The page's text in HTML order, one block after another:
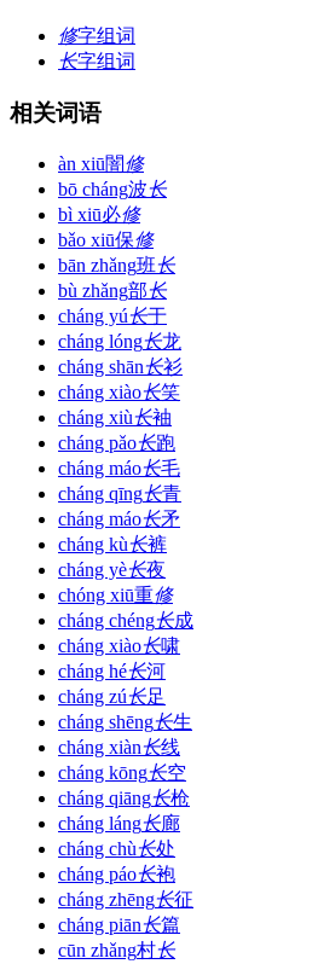
修字组词
长字组词
相关词语
àn xiū闇修
bō cháng波长
bì xiū必修
bǎo xiū保修
bān zhǎng班长
bù zhǎng部长
cháng yú长于
cháng lóng长龙
cháng shān长衫
cháng xiào长笑
cháng xiù长袖
cháng pǎo长跑
cháng máo长毛
cháng qīng长青
cháng máo长矛
cháng kù长裤
cháng yè长夜
chóng xiū重修
cháng chéng长成
cháng xiào长啸
cháng hé长河
cháng zú长足
cháng shēng长生
cháng xiàn长线
cháng kōng长空
cháng qiāng长枪
cháng láng长廊
cháng chù长处
cháng páo长袍
cháng zhēng长征
cháng piān长篇
cūn zhǎng村长